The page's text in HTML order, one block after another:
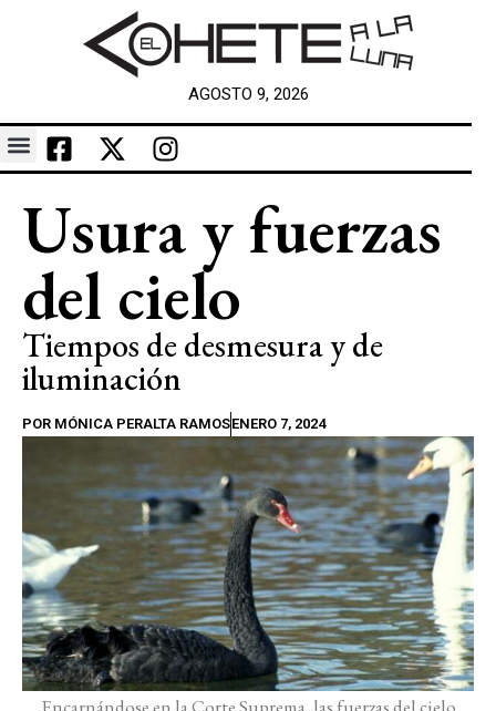
AGOSTO 9, 2026
Usura y fuerzas
del cielo
Tiempos de desmesura y de
iluminación
POR MÓNICA PERALTA RAMOSENERO 7, 2024